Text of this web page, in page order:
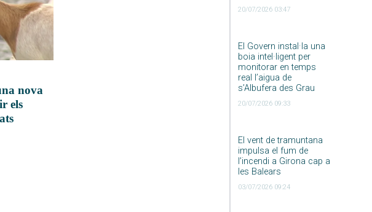
20/07/2026 03:47
El Govern instal·la una
boia intel·ligent per
monitorar en temps
real l’aigua de
s’Albufera des Grau
20/07/2026 09:33
El vent de tramuntana
impulsa el fum de
l’incendi a Girona cap a
les Balears
03/07/2026 09:24
nova
els